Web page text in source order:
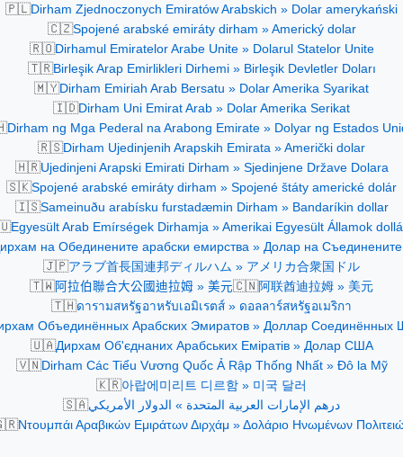
🇵🇱Dirham Zjednoczonych Emiratów Arabskich » Dolar amerykański
🇨🇿Spojené arabské emiráty dirham » Americký dolar
🇷🇴Dirhamul Emiratelor Arabe Unite » Dolarul Statelor Unite
🇹🇷Birleşik Arap Emirlikleri Dirhemi » Birleşik Devletler Doları
🇲🇾Dirham Emiriah Arab Bersatu » Dolar Amerika Syarikat
🇮🇩Dirham Uni Emirat Arab » Dolar Amerika Serikat
Dirham ng Mga Pederal na Arabong Emirate » Dolyar ng Estados
🇷🇸Dirham Ujedinjenih Arapskih Emirata » Američki dolar
🇭🇷Ujedinjeni Arapski Emirati Dirham » Sjedinjene Države Dolara
🇸🇰Spojené arabské emiráty dirham » Spojené štáty americké dolár
🇮🇸Sameinuðu arabísku furstadæmin Dirham » Bandaríkin dollar
Egyesült Arab Emírségek Dirhamja » Amerikai Egyesült Államok
на Обединените арабски емирства » Долар на
🇯🇵アラブ首長国連邦ディルハム » アメリカ合衆国ドル
🇹🇼阿拉伯聯合大公國迪拉姆 » 美元🇨🇳阿联酋迪拉姆 » 美元
🇹🇭ดารามสหรัฐอาหรับเอมิเรตส์ » ดอลลาร์สหรัฐอเมริกา
Объединённых Арабских Эмиратов » Доллар Соединённых
🇺🇦Дирхам Об'єднаних Арабських Еміратів » Долар США
🇻🇳Dirham Các Tiểu Vương Quốc Ả Rập Thống Nhất » Đô la Mỹ
🇰🇷아랍에미리트 디르함 » 미국 달러
🇸🇦درهم الإمارات العربية المتحدة » الدولار الأمريكي
Ντουμπάι Αραβικών Εμιράτων Διρχάμ » Δολάριο Ηνωμένων